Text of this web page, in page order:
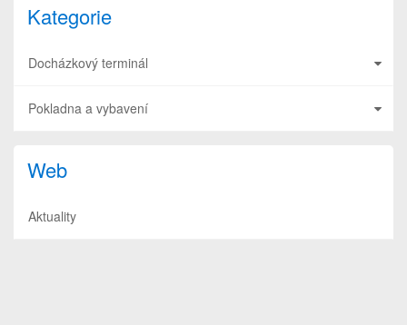
Kategorie
Docházkový terminál
Pokladna a vybavení
Web
Aktuality